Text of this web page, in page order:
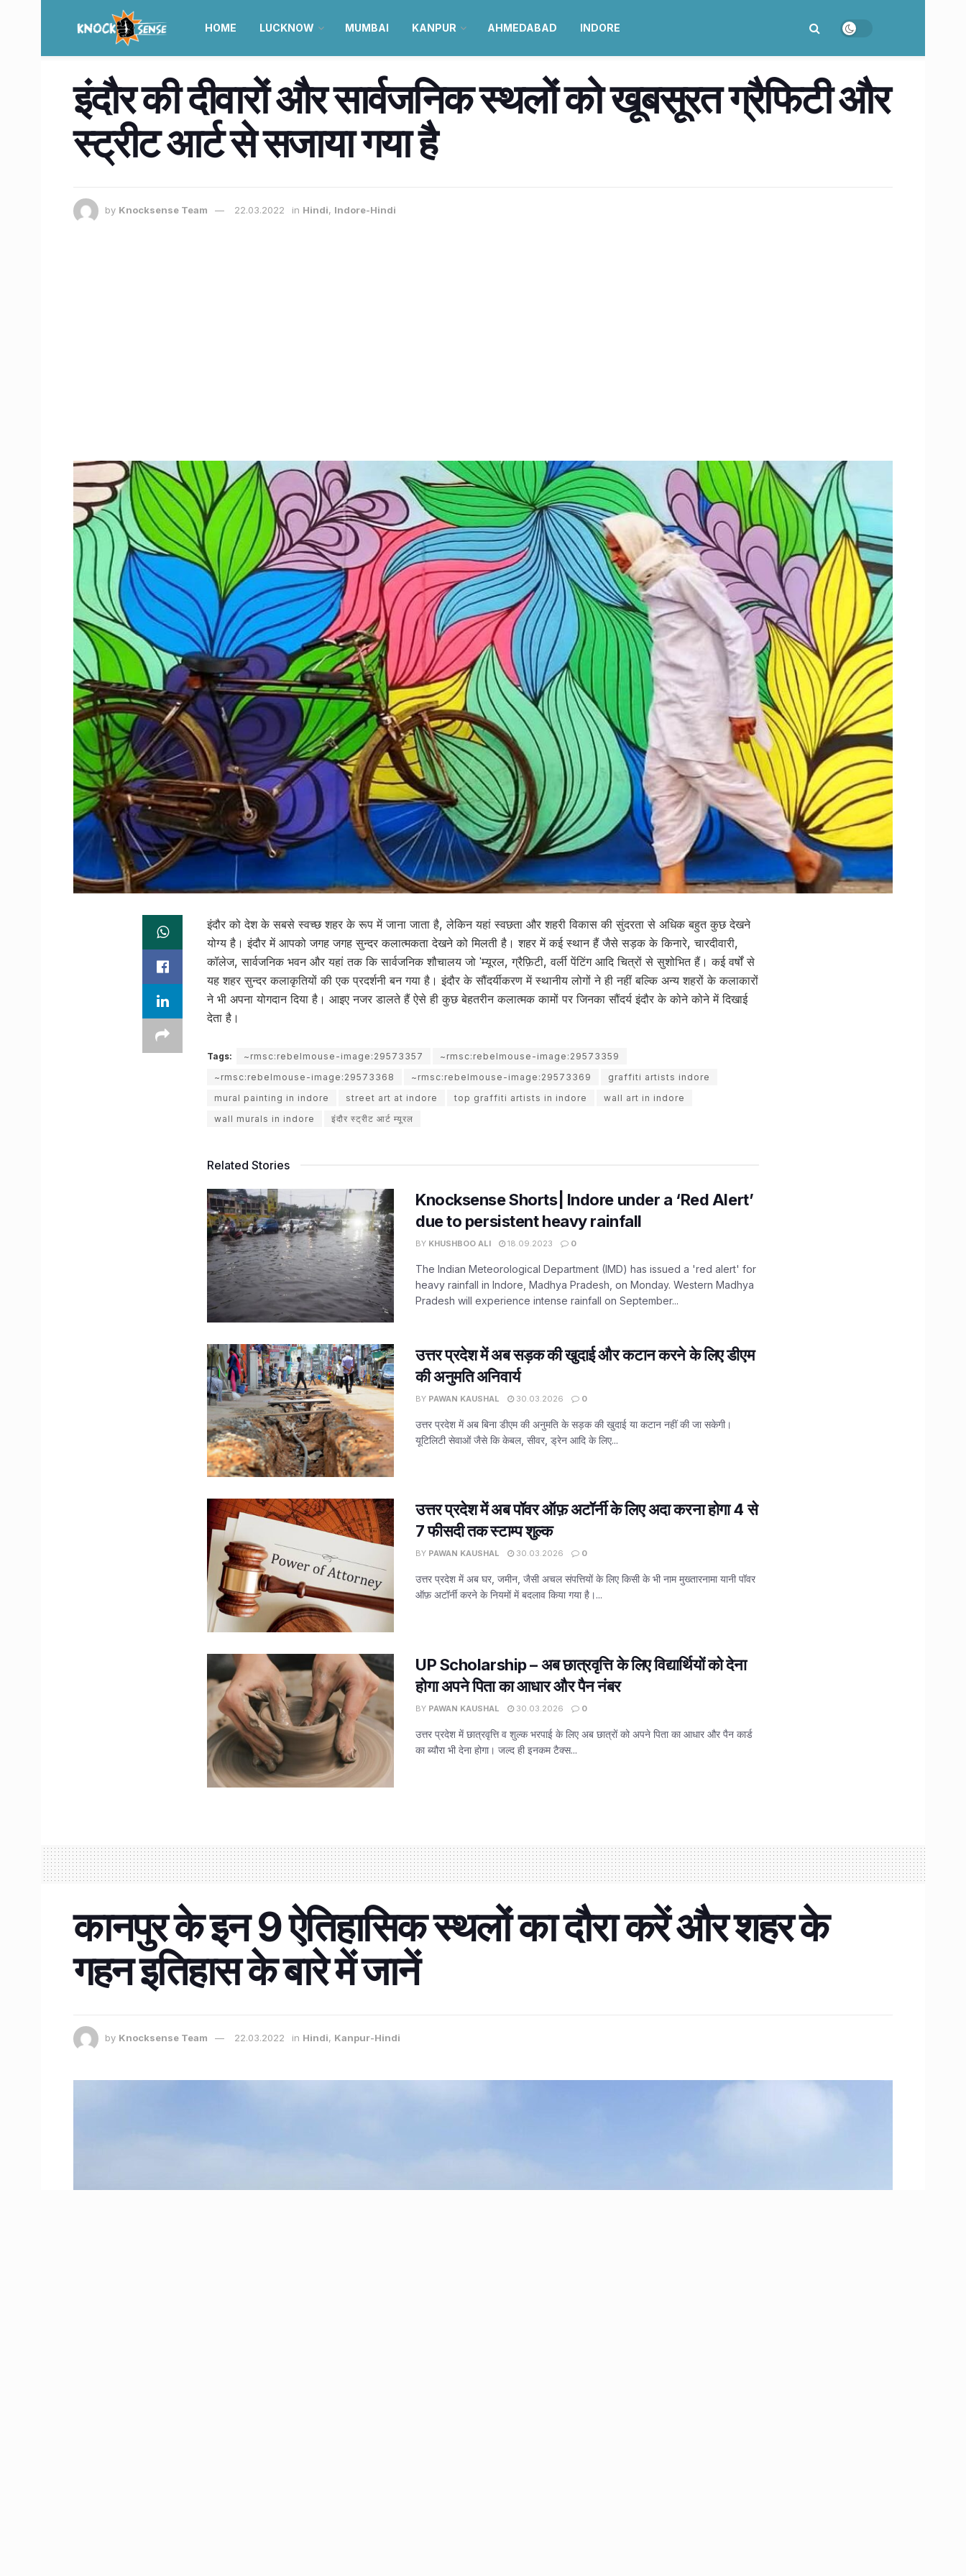
HOME LUCKNOW MUMBAI KANPUR AHMEDABAD INDORE
इंदौर की दीवारों और सार्वजनिक स्थलों को खूबसूरत ग्रैफिटी और
स्ट्रीट आर्ट से सजाया गया है
by Knocksense Team 22.03.2022 in Hindi, Indore-Hindi
इंदौर को देश के सबसे स्वच्छ शहर के रूप में जाना जाता है, लेकिन यहां स्वछता और शहरी विकास की सुंदरता से अधिक बहुत कुछ देखने
योग्य है। इंदौर में आपको जगह जगह सुन्दर कलात्मकता देखने को मिलती है। शहर में कई स्थान हैं जैसे सड़क के किनारे, चारदीवारी,
कॉलेज, सार्वजनिक भवन और यहां तक कि सार्वजनिक शौचालय जो ˈम्यूरल, ग्रैफ़िटी, वर्ली पेंटिंग आदि चित्रों से सुशोभित हैं। कई वर्षों से
यह शहर सुन्दर कलाकृतियों की एक प्रदर्शनी बन गया है। इंदौर के सौंदर्यीकरण में स्थानीय लोगों ने ही नहीं बल्कि अन्य शहरों के कलाकारों
ने भी अपना योगदान दिया है। आइए नजर डालते हैं ऐसे ही कुछ बेहतरीन कलात्मक कामों पर जिनका सौंदर्य इंदौर के कोने कोने में दिखाई
देता है।
Tags: ~rmsc:rebelmouse-image:29573357
~rmsc:rebelmouse-image:29573359
~rmsc:rebelmouse-image:29573368
~rmsc:rebelmouse-image:29573369
graffiti artists indore
mural painting in indore
street art at indore top graffiti artists in indore
wall art in indore
wall murals in indore
इंदौर स्ट्रीट आर्ट म्यूरल
Related Stories
Knocksense Shorts| Indore under a ‘Red Alert’
due to persistent heavy rainfall
BY KHUSHBOO ALI 18.09.2023 0
The Indian Meteorological Department (IMD) has issued a 'red alert' for
heavy rainfall in Indore, Madhya Pradesh, on Monday. Western Madhya
Pradesh will experience intense rainfall on September...
उत्तर प्रदेश में अब सड़क की खुदाई और कटान करने के लिए डीएम
की अनुमति अनिवार्य
BY PAWAN KAUSHAL 30.03.2026 0
उत्तर प्रदेश में अब बिना डीएम की अनुमति के सड़क की खुदाई या कटान नहीं की जा सकेगी।
यूटिलिटी सेवाओं जैसे कि केबल, सीवर, ड्रेन आदि के लिए...
उत्तर प्रदेश में अब पॉवर ऑफ़ अटॉर्नी के लिए अदा करना होगा 4 से
7 फीसदी तक स्टाम्प शुल्क
BY PAWAN KAUSHAL 30.03.2026 0
उत्तर प्रदेश में अब घर, जमीन, जैसी अचल संपत्तियों के लिए किसी के भी नाम मुख्तारनामा यानी पॉवर
ऑफ़ अटॉर्नी करने के नियमों में बदलाव किया गया है।...
UP Scholarship – अब छात्रवृत्ति के लिए विद्यार्थियों को देना
होगा अपने पिता का आधार और पैन नंबर
BY PAWAN KAUSHAL 30.03.2026 0
उत्तर प्रदेश में छात्रवृत्ति व शुल्क भरपाई के लिए अब छात्रों को अपने पिता का आधार और पैन कार्ड
का ब्यौरा भी देना होगा। जल्द ही इनकम टैक्स...
कानपुर के इन 9 ऐतिहासिक स्थलों का दौरा करें और शहर के
गहन इतिहास के बारे में जानें
by Knocksense Team 22.03.2022 in Hindi, Kanpur-Hindi